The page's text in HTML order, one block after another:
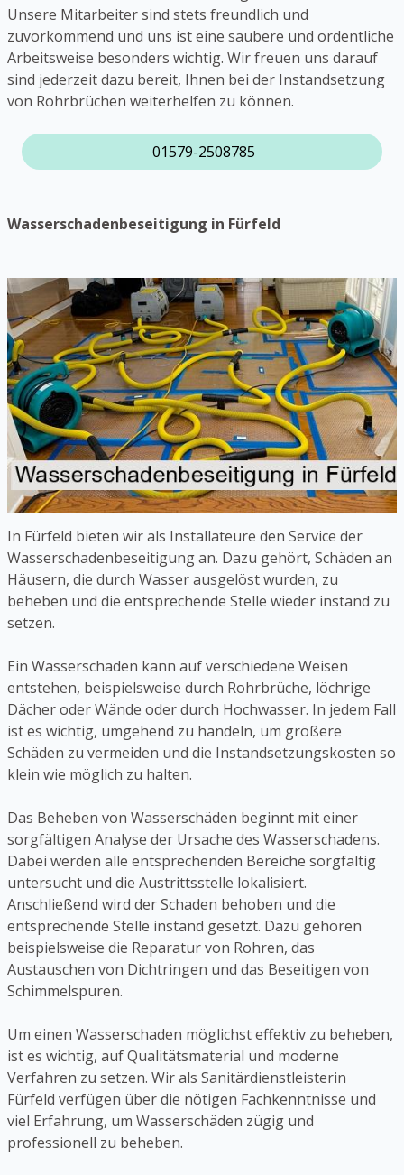
Unsere Mitarbeiter sind stets freundlich und
zuvorkommend und uns ist eine saubere und ordentliche
Arbeitsweise besonders wichtig. Wir freuen uns darauf
sind jederzeit dazu bereit, Ihnen bei der Instandsetzung
von Rohrbrüchen weiterhelfen zu können.
01579-2508785
Wasserschadenbeseitigung in Fürfeld
In Fürfeld bieten wir als Installateure den Service der
Wasserschadenbeseitigung an. Dazu gehört, Schäden an
Häusern, die durch Wasser ausgelöst wurden, zu
beheben und die entsprechende Stelle wieder instand zu
setzen.
Ein Wasserschaden kann auf verschiedene Weisen
entstehen, beispielsweise durch Rohrbrüche, löchrige
Dächer oder Wände oder durch Hochwasser. In jedem Fall
ist es wichtig, umgehend zu handeln, um größere
Schäden zu vermeiden und die Instandsetzungskosten so
klein wie möglich zu halten.
Das Beheben von Wasserschäden beginnt mit einer
sorgfältigen Analyse der Ursache des Wasserschadens.
Dabei werden alle entsprechenden Bereiche sorgfältig
untersucht und die Austrittsstelle lokalisiert.
Anschließend wird der Schaden behoben und die
entsprechende Stelle instand gesetzt. Dazu gehören
beispielsweise die Reparatur von Rohren, das
Austauschen von Dichtringen und das Beseitigen von
Schimmelspuren.
Um einen Wasserschaden möglichst effektiv zu beheben,
ist es wichtig, auf Qualitätsmaterial und moderne
Verfahren zu setzen. Wir als Sanitärdienstleisterin
Fürfeld verfügen über die nötigen Fachkenntnisse und
viel Erfahrung, um Wasserschäden zügig und
professionell zu beheben.